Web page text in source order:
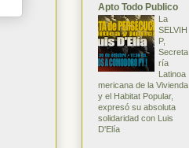
Apto Todo Publico
La
SELVIH
P,
Secreta
ría
Latinoa
mericana de la Vivienda
y el Habitat Popular,
expresó su absoluta
solidaridad con Luis
D'Elía